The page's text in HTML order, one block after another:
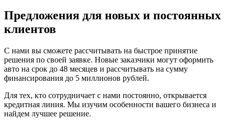
Предложения для новых и постоянных
клиентов
С нами вы сможете рассчитывать на быстрое принятие
решения по своей заявке. Новые заказчики могут оформить
авто на срок до 48 месяцев и рассчитывать на сумму
финансирования до 5 миллионов рублей.
Для тех, кто сотрудничает с нами постоянно, открывается
кредитная линия. Мы изучим особенности вашего бизнеса и
найдем лучшее решение.